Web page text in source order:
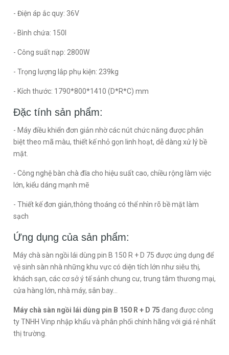
- Điện áp ắc quy: 36V
- Bình chứa: 150l
- Công suất nạp: 2800W
- Trọng lượng lắp phụ kiện: 239kg
- Kích thước: 1790*800*1410 (D*R*C) mm
Đặc tính sản phẩm:
- Máy điều khiển đơn giản nhờ các nút chức năng được phân
biệt theo mã màu, thiết kế nhỏ gọn linh hoạt, dễ dàng xử lý bề
mặt.
- Công nghệ bàn chà đĩa cho hiệu suất cao, chiều rộng làm việc
lớn, kiểu dáng mạnh mẽ
- Thiết kế đơn giản,thông thoáng có thể nhìn rõ bề mặt làm
sạch
Ứng dụng của sản phẩm:
Máy chà sàn ngồi lái dùng pin B 150 R + D 75 được ứng dụng để
vệ sinh sàn nhà những khu vực có diện tích lớn như siêu thị,
khách sạn, các cơ sở ý tế sảnh chung cư, trung tâm thương mại,
cửa hàng lớn, nhà máy, sân bay...
Máy chà sàn ngồi lái dùng pin B 150 R + D 75 đang được công
ty TNHH Vinp nhập khẩu và phân phối chính hãng với giá rẻ nhất
thị trường.